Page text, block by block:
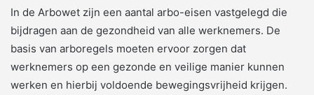
In de Arbowet zijn een aantal arbo-eisen vastgelegd die
bijdragen aan de gezondheid van alle werknemers. De
basis van arboregels moeten ervoor zorgen dat
werknemers op een gezonde en veilige manier kunnen
werken en hierbij voldoende bewegingsvrijheid krijgen.